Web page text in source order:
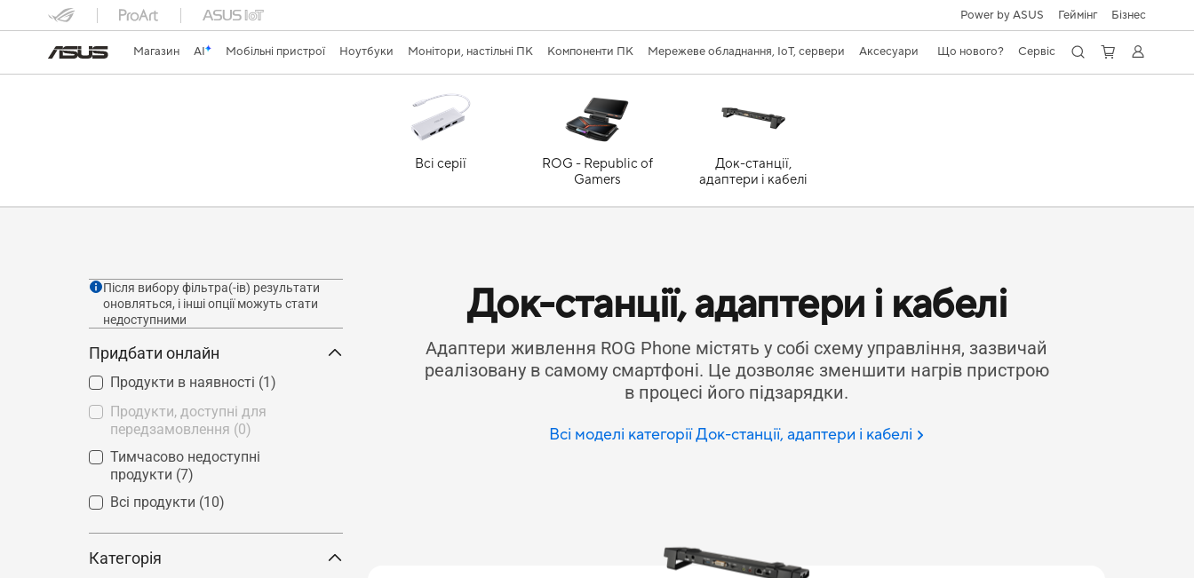
Power by ASUS Геймінг Бізнес
Магазин AI Мобільні пристрої Ноутбуки Монітори, настільні ПК Компоненти ПК Мережеве обладнання, IoT, сервери Аксесуари Що нового? Сервіс
Всі серії
ROG - Republic of
Gamers
Док-станції,
адаптери і кабелі
Після вибору фільтра(-ів) результати
оновляться, і інші опції можуть стати
недоступними
Категорія
Придбати онлайн
Продукти в наявності (1)
Продукти, доступні для
передзамовлення (0)
Тимчасово недоступні
продукти (7)
Всі продукти (10)
Док-станції, адаптери і кабелі
Адаптери живлення ROG Phone містять у собі схему управління, зазвичай
реалізовану в самому смартфоні. Це дозволяє зменшити нагрів пристрою
в процесі його підзарядки.
Всі моделі категорії Док-станції, адаптери і кабелі